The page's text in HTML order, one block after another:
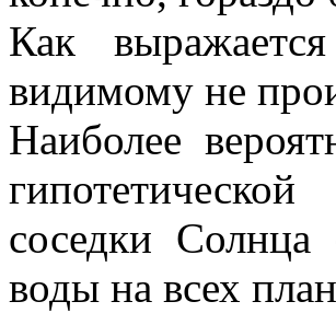
Как
видимому не
Наиболее
гипотетической
соседки
воды на всех